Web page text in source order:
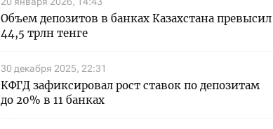
Объем депозитов в банках Казахстана превысил
44,5 трлн тенге
30 декабря 2025, 22:31
КФГД зафиксировал рост ставок по депозитам
до 20% в 11 банках